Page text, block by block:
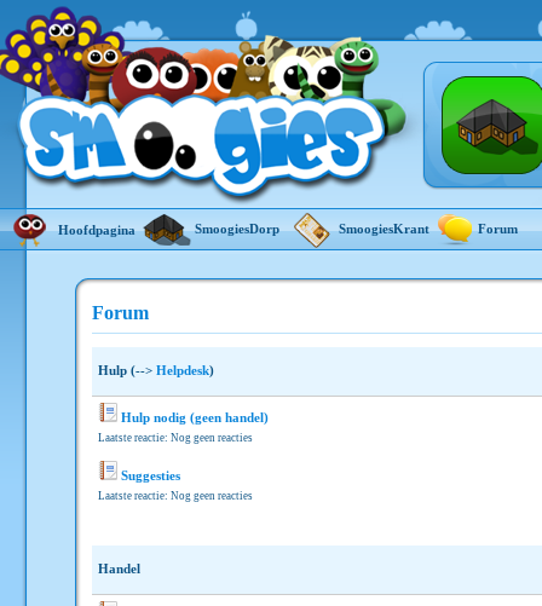
Hoofdpagina SmoogiesDorp SmoogiesKrant Forum
Forum
Hulp (--> Helpdesk)
Hulp nodig (geen handel)
Laatste reactie: Nog geen reacties
Suggesties
Laatste reactie: Nog geen reacties
Handel